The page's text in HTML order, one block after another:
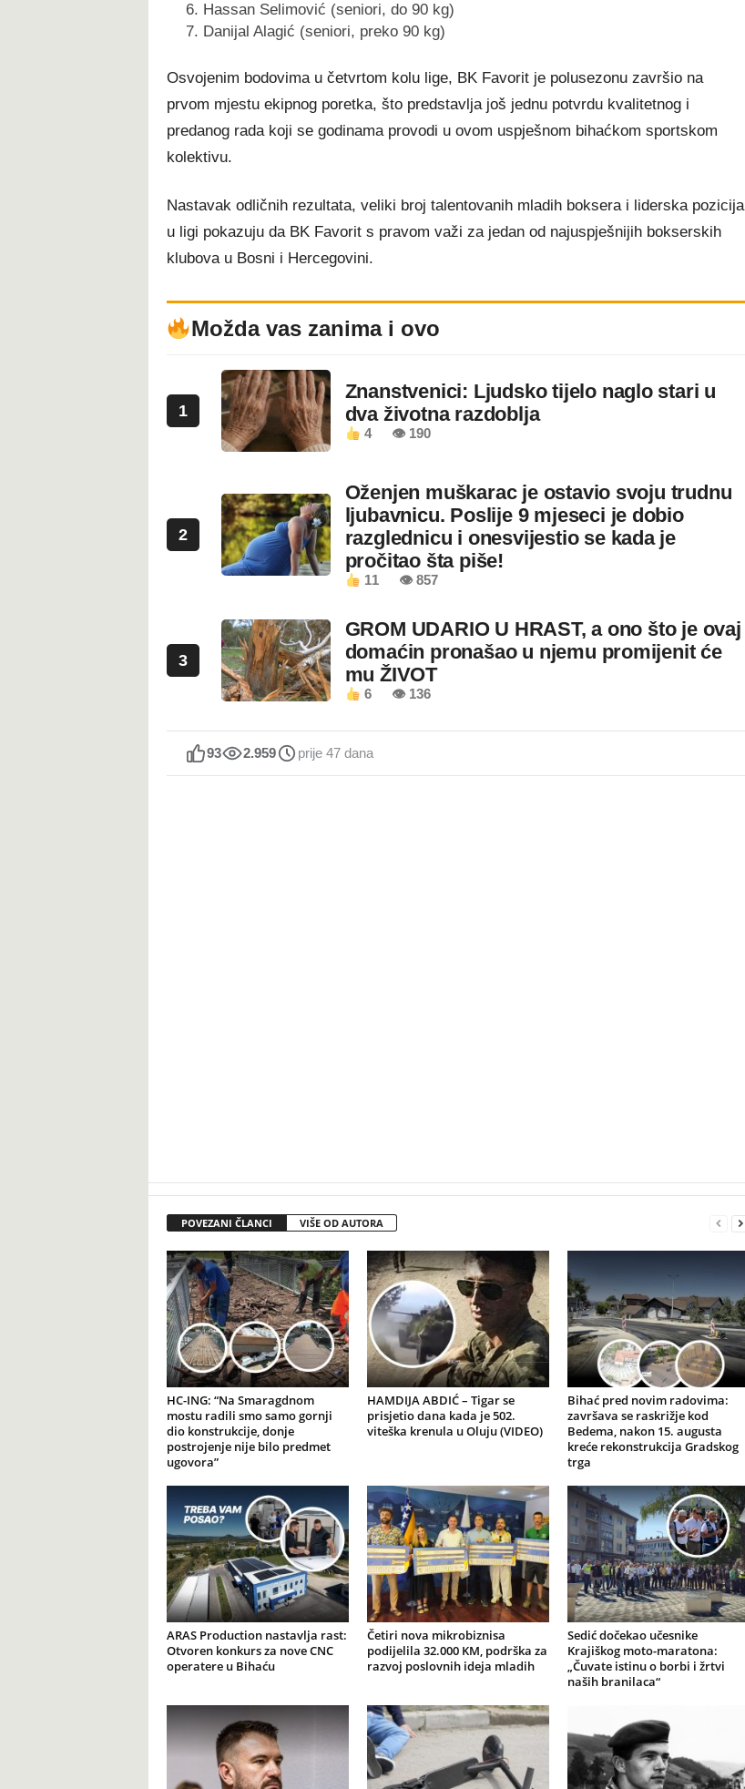
Hassan Selimović (seniori, do 90 kg)
Danijal Alagić (seniori, preko 90 kg)
Osvojenim bodovima u četvrtom kolu lige, BK Favorit je polusezonu završio na
prvom mjestu ekipnog poretka, što predstavlja još jednu potvrdu kvalitetnog i
predanog rada koji se godinama provodi u ovom uspješnom bihaćkom sportskom
kolektivu.
Nastavak odličnih rezultata, veliki broj talentovanih mladih boksera i liderska pozicija
u ligi pokazuju da BK Favorit s pravom važi za jedan od najuspješnijih bokserskih
klubova u Bosni i Hercegovini.
Možda vas zanima i ovo
1
Znanstvenici: Ljudsko tijelo naglo stari u
dva životna razdoblja
4 👁 190
2
Oženjen muškarac je ostavio svoju trudnu
ljubavnicu. Poslije 9 mjeseci je dobio
razglednicu i onesvijestio se kada je
pročitao šta piše!
11 👁 857
3
GROM UDARIO U HRAST, a ono što je ovaj
domaćin pronašao u njemu promijenit će
mu ŽIVOT
6 👁 136
93 2.959 prije 47 dana
POVEZANI ČLANCI VIŠE OD AUTORA
HC-ING: “Na Smaragdnom
mostu radili smo samo gornji
dio konstrukcije, donje
postrojenje nije bilo predmet
ugovora”
HAMDIJA ABDIĆ – Tigar se
prisjetio dana kada je 502.
viteška krenula u Oluju (VIDEO)
Bihać pred novim radovima:
završava se raskrižje kod
Bedema, nakon 15. augusta
kreće rekonstrukcija Gradskog
trga
ARAS Production nastavlja rast:
Otvoren konkurs za nove CNC
operatere u Bihaću
Četiri nova mikrobiznisa
podijelila 32.000 KM, podrška za
razvoj poslovnih ideja mladih
Sedić dočekao učesnike
Krajiškog moto-maratona:
„Čuvate istinu o borbi i žrtvi
naših branilaca“